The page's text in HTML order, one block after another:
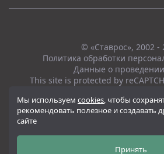
© «Ставрос», 2002 -
Политика обработки
Данные о
This site is protected by
Вся представленная на сайте информация,
информационный характер и ни при
публичной офертой, определяемой
Мы используем cookies, чтобы
рекомендовать полезное и создавать
сайте
Принять